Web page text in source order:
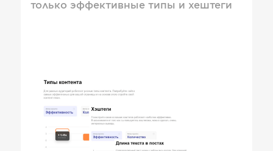
только эффективные типы и хештеги